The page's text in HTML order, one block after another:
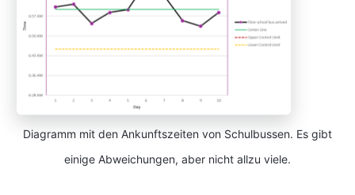
Diagramm mit den Ankunftszeiten von Schulbussen. Es gibt
einige Abweichungen, aber nicht allzu viele.